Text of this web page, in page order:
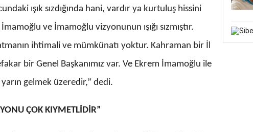
ışık sızdığında hani, vardır ya kurtuluş hissini
ve İmamoğlu vizyonunun ışığı sızmıştır.
ihtimali ve mümkünatı yoktur. Kahraman bir İl
bir Genel Başkanımız var. Ve Ekrem İmamoğlu ile
gelmek üzeredir,” dedi.
ÇOK KIYMETLİDİR”